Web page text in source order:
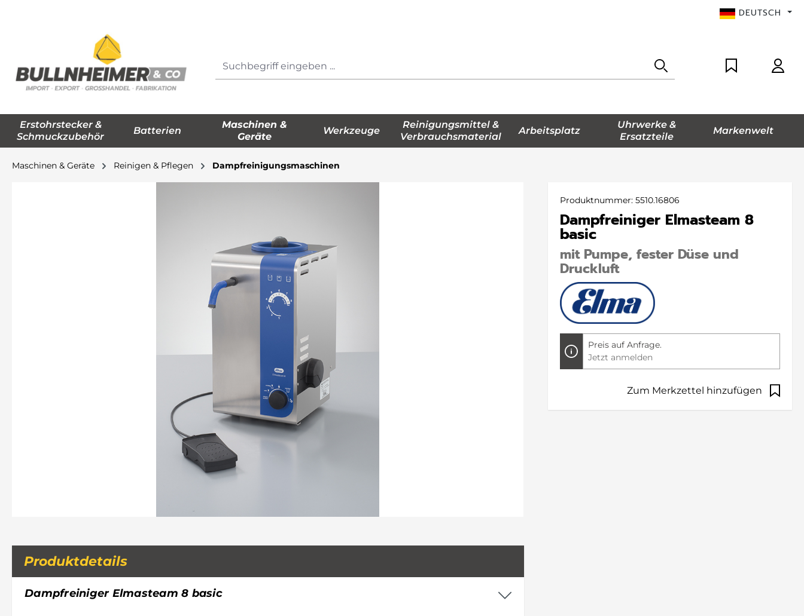
DEUTSCH
Erstohrstecker &
Schmuckzubehör
Batterien
Maschinen &
Geräte
Werkzeuge
Reinigungsmittel &
Verbrauchsmaterial
Arbeitsplatz
Uhrwerke &
Ersatzteile
Markenwelt
Maschinen & Geräte Reinigen & Pflegen Dampfreinigungsmaschinen
Produktdetails
Dampfreiniger Elmasteam 8 basic
Produktnummer: 5510.16806
Dampfreiniger Elmasteam 8
basic
mit Pumpe, fester Düse und
Druckluft
Preis auf Anfrage.
Jetzt anmelden
Zum Merkzettel hinzufügen